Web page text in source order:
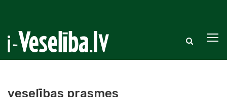
veselības prasmes